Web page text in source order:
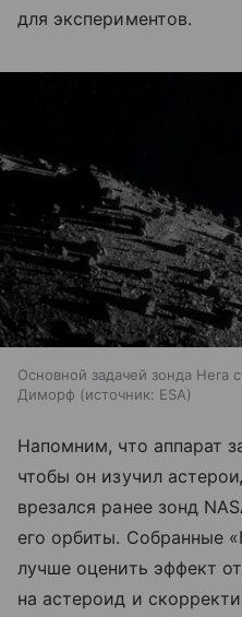
для экспериментов.
Основной задачей зонда Hera
Диморф
источник: ESA
Напомним, что аппарат
чтобы он изучил
врезался ранее зонд
его орбиты. Собранные
лучше оценить эффект
на астероид и